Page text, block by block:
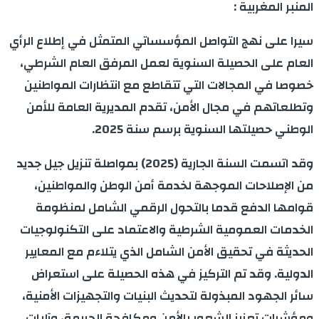
المنبر المغربية :
سيرا على نهج التواصل المؤسساتي المتمثل في إطلاع الرأي
العام على الحصيلة السنوية لعمل المرفق العام الشرطي،
خصوصا في المجالات التي تتقاطع مع انتظارات المواطنين
وتطلعاتهم في مجال الأمن، تقدم المديرية العامة للأمن
الوطني حصيلتها السنوية برسم سنة 2025.
وقد اتسمت السنة الجارية (2025) بمواصلة تنزيل جيل جديد
من الإصلاحات الموجهة لخدمة أمن الوطن والمواطنين،
قوامها الدفع قدما بالتحول الرقمي الشامل لمنظومة
الخدمات العمومية الشرطية والاعتماد على التكنولوجيات
الحديثة في تحقيق الأمن الشامل الذي يتلاءم مع المعايير
الدولية. وقد تم التركيز في هذه الحصيلة على استعراض
سائر الجهود المبذولة لتحديث البنيات والتجهيزات الأمنية،